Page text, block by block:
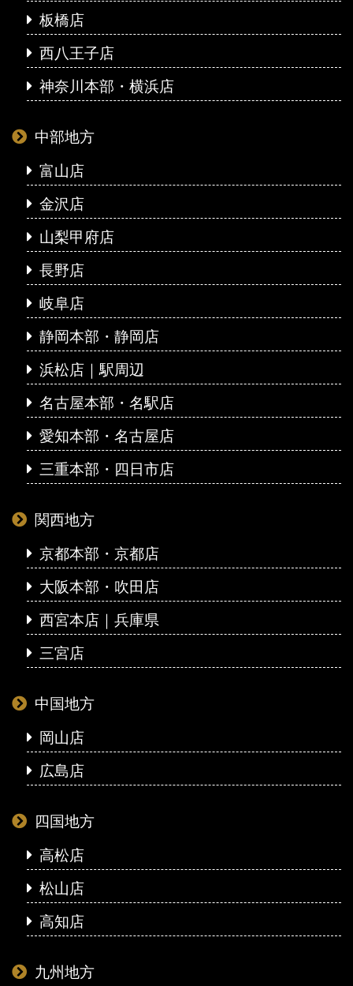
板橋店
西八王子店
神奈川本部・横浜店
中部地方
富山店
金沢店
山梨甲府店
長野店
岐阜店
静岡本部・静岡店
浜松店｜駅周辺
名古屋本部・名駅店
愛知本部・名古屋店
三重本部・四日市店
関西地方
京都本部・京都店
大阪本部・吹田店
西宮本店｜兵庫県
三宮店
中国地方
岡山店
広島店
四国地方
高松店
松山店
高知店
九州地方